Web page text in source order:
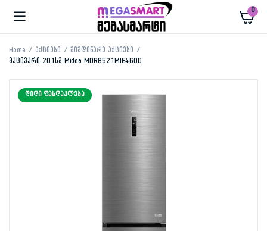
0
Home აქციები
მიმდინარე აქციები
მაცივარი 201სმ Midea MDRB521MIE46OD
ᲓᲘᲓᲘ ᲤᲐᲡᲓᲐᲙᲚᲔᲑᲐ